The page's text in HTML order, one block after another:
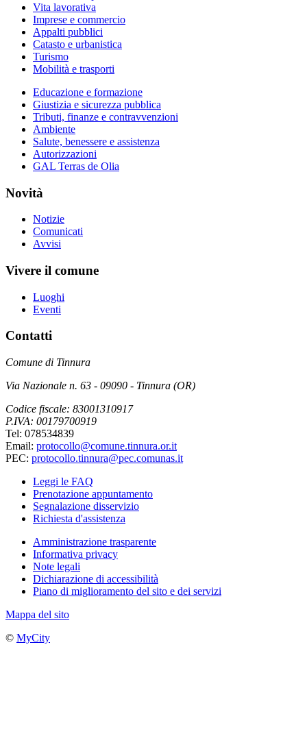
Vita lavorativa
Imprese e commercio
Appalti pubblici
Catasto e urbanistica
Turismo
Mobilità e trasporti
Educazione e formazione
Giustizia e sicurezza pubblica
Tributi, finanze e contravvenzioni
Ambiente
Salute, benessere e assistenza
Autorizzazioni
GAL Terras de Olia
Novità
Notizie
Comunicati
Avvisi
Vivere il comune
Luoghi
Eventi
Contatti
Comune di Tinnura
Via Nazionale n. 63 - 09090 - Tinnura (OR)
Codice fiscale: 83001310917
P.IVA: 00179700919
Tel: 078534839
Email: protocollo@comune.tinnura.or.it
PEC: protocollo.tinnura@pec.comunas.it
Leggi le FAQ
Prenotazione appuntamento
Segnalazione disservizio
Richiesta d'assistenza
Amministrazione trasparente
Informativa privacy
Note legali
Dichiarazione di accessibilità
Piano di miglioramento del sito e dei servizi
Mappa del sito
© MyCity